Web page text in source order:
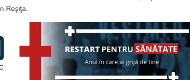
Reşiţa.